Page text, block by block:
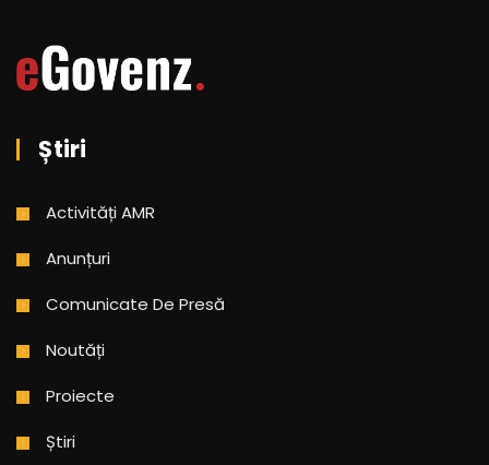
Știri
Activități AMR
Anunțuri
Comunicate De Presă
Noutăți
Proiecte
Știri